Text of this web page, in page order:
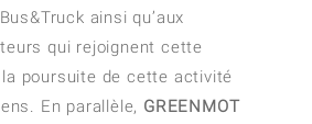
ainsi qu’aux
qui rejoignent cette
poursuite de cette activité
En parallèle, GREENMOT